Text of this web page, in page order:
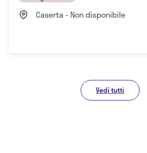
Caserta - Non disponibile
Vedi tutti